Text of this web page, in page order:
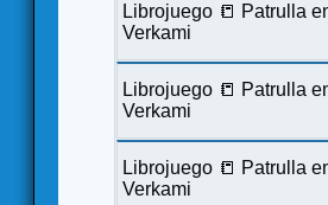
Librojuego 📒 Patrulla
Verkami
Librojuego 📒 Patrulla
Verkami
Librojuego 📒 Patrulla
Verkami